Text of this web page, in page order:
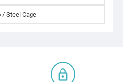
/ Steel Cage
lock_outline